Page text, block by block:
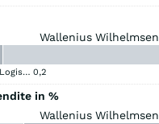
Wallenius Wilhelmsen
Mueller - Die lila Logistik 0,2
in %
Wallenius Wilhelmsen